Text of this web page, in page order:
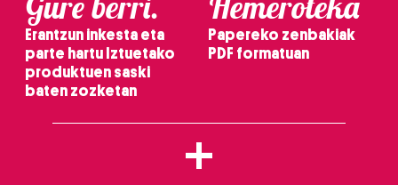
Erantzun inkesta eta
parte hartu Iztuetako
produktuen saski
baten zozketan
Papereko zenbakiak
PDF formatuan
+